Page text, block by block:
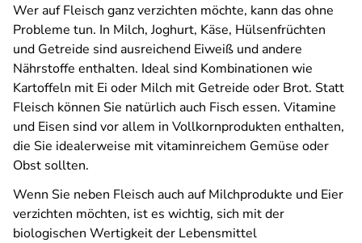
Wer auf Fleisch ganz verzichten möchte, kann das ohne
Probleme tun. In Milch, Joghurt, Käse, Hülsenfrüchten
und Getreide sind ausreichend Eiweiß und andere
Nährstoffe enthalten. Ideal sind Kombinationen wie
Kartoffeln mit Ei oder Milch mit Getreide oder Brot. Statt
Fleisch können Sie natürlich auch Fisch essen. Vitamine
und Eisen sind vor allem in Vollkornprodukten enthalten,
die Sie idealerweise mit vitaminreichem Gemüse oder
Obst sollten.
Wenn Sie neben Fleisch auch auf Milchprodukte und Eier
verzichten möchten, ist es wichtig, sich mit der
biologischen Wertigkeit der Lebensmittel